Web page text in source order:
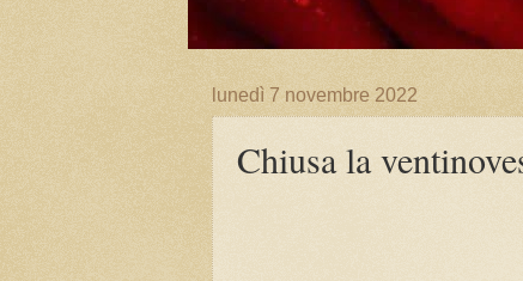
lunedì 7 novembre 2022
Chiusa la